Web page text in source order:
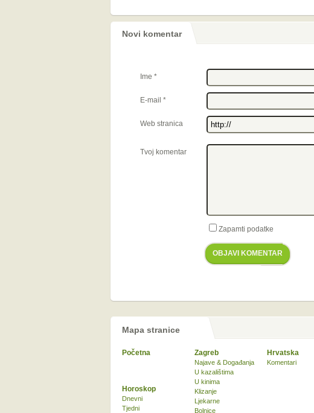
Novi komentar
Ime *
E-mail *
Web stranica
Tvoj komentar
Zapamti podatke
OBJAVI KOMENTAR
Mapa stranice
Početna Zagreb
Najave & Događanja
U kazalištima
U kinima
Klizanje
Ljekarne
Bolnice
Hrvatska
Komentari
Horoskop
Dnevni
Tjedni